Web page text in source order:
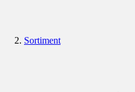
Sortiment